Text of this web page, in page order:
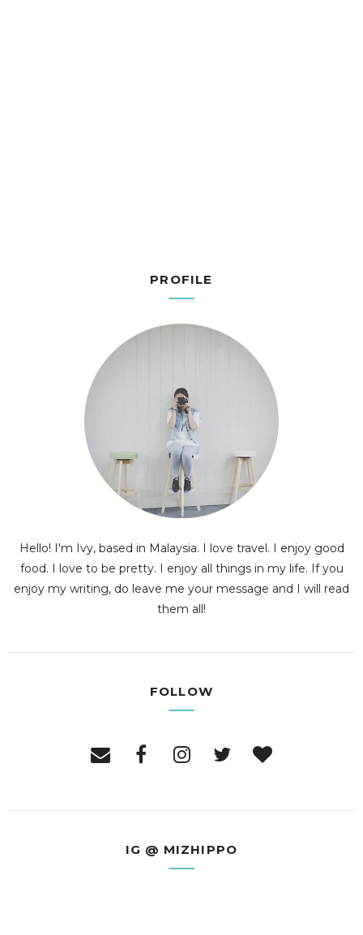
PROFILE
Hello! I'm Ivy, based in Malaysia. I love travel. I enjoy good
food. I love to be pretty. I enjoy all things in my life. If you
enjoy my writing, do leave me your message and I will read
them all!
FOLLOW
IG @ MIZHIPPO